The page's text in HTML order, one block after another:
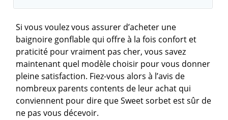
Si vous voulez vous assurer d’acheter une
baignoire gonflable qui offre à la fois confort et
praticité pour vraiment pas cher, vous savez
maintenant quel modèle choisir pour vous donner
pleine satisfaction. Fiez-vous alors à l’avis de
nombreux parents contents de leur achat qui
conviennent pour dire que Sweet sorbet est sûr de
ne pas vous décevoir.